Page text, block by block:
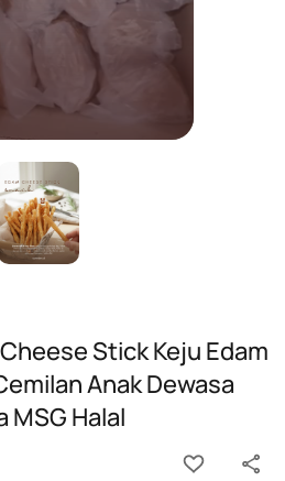
Stick Keju Edam
Anak Dewasa
MSG Halal